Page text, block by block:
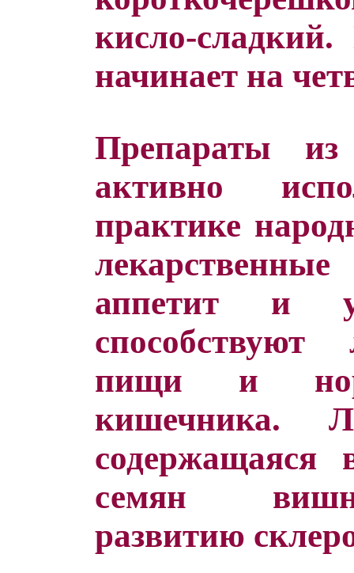
кисло-
начинает на
Препараты
активно
практике
аппетит и
пищи и
кишечника.
семян
развитию